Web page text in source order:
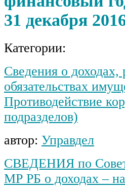
31 декабря
Категории:
Сведения о
обязательствах
Противодействие
подразделов)
автор: Управдел
СВЕДЕНИЯ по
МР РБ о доходах –